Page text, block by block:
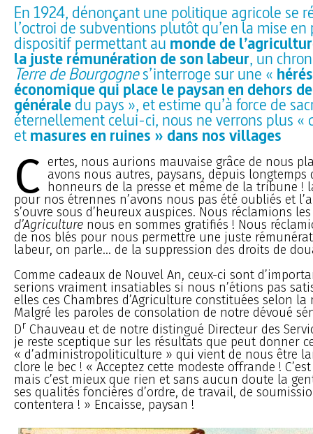
En 1924, dénonçant une politique agricole se
l’octroi de subventions plutôt qu’en la mise en
dispositif permettant au monde de
la juste rémunération de son labeur, un
Terre de Bourgognes’interroge sur une «
économique qui place le paysan en dehors
généraledu pays », et estime qu’à force de
éternellement celui-ci, nous ne verrons plus «
etmasures en ruines » dans nos villages
C ertes, nous aurions mauvaise grâce de nous
avons nous autres, paysans, depuis longtemps
honneurs de la presse et même de la tribune !
pour nos étrennes n’avons nous pas été oubliés et
s’ouvre sous d’heureux auspices. Nous réclamions
d’Agriculture nous en sommes gratifiés ! Nous
de nos blés pour nous permettre une juste
labeur, on parle... de la suppression des droits de
Comme cadeaux de Nouvel An, ceux-ci sont
serions vraiment insatiables si nous n’étions pas
elles ces Chambres d’Agriculture constituées selon
Malgré les paroles de consolation de notre dévoué
Dr Chauveau et de notre distingué Directeur des
je reste sceptique sur les résultats que peut donner
« d’administropoliticulture » qui vient de nous être
clore le bec ! « Acceptez cette modeste offrande !
mais c’est mieux que rien et sans aucun doute la
ses qualités foncières d’ordre, de travail, de
contentera ! » Encaisse, paysan !